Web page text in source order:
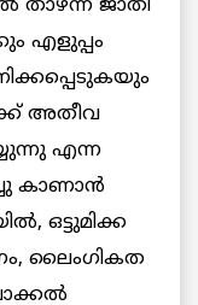
ജാതി
എളുപ്പം
അതീവ
എന്ന
കാണാന്‍
ഒട്ടുമിക്ക
ലൈംഗികത